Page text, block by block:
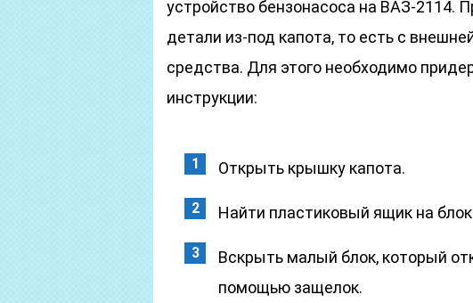
устройство бензонасоса на ВАЗ-2114.
детали из-под капота, то есть с
средства. Для этого необходимо
инструкции:
Открыть крышку капота.
Найти пластиковый ящик на
Вскрыть малый блок, который
помощью защелок.